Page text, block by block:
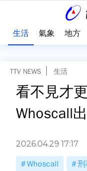
生活 氣象 地方
TTV NEWS 生活
看不見才
Whoscall
2026.04.29 17:17
Whoscall